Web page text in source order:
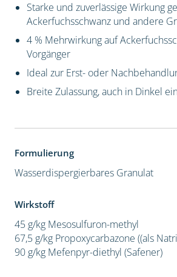
Starke und zuverlässige Wirkung
Ackerfuchsschwanz und andere
4 % Mehrwirkung auf
Vorgänger
Ideal zur Erst- oder
Breite Zulassung, auch in Dinkel
Formulierung
Wasserdispergierbares Granulat
Wirkstoff
45 g/kg Mesosulfuron-methyl
67,5 g/kg Propoxycarbazone ((als
90 g/kg Mefenpyr-diethyl (Safener)